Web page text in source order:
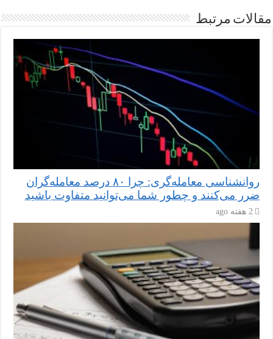
مقالات مرتبط
روانشناسی معامله‌گری: چرا ۸۰ درصد معامله‌گران
ضرر می‌کنند و چطور شما می‌توانید متفاوت باشید
2 هفته ago